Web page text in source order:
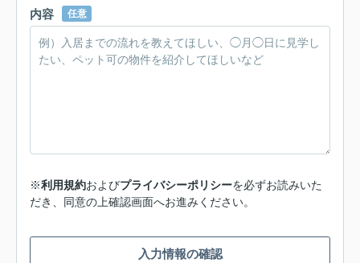
内容 任意
※利用規約およびプライバシーポリシーを必ずお読みいた
だき、同意の上確認画面へお進みください。
入力情報の確認